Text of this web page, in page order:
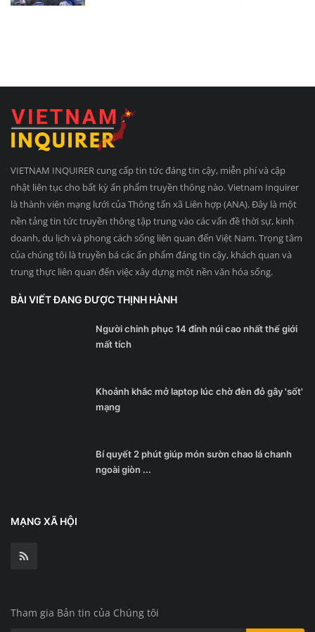
VIETNAM INQUIRER cung cấp tin tức đáng tin cậy, miễn phí và cập
nhật liên tục cho bất kỳ ấn phẩm truyền thông nào. Vietnam Inquirer
là thành viên mạng lưới của Thông tấn xã Liên hợp (ANA). Đây là một
nền tảng tin tức truyền thông tập trung vào các vấn đề thời sự, kinh
doanh, du lịch và phong cách sống liên quan đến Việt Nam. Trọng tâm
của chúng tôi là truyền bá các ấn phẩm đáng tin cậy, khách quan và
trung thực liên quan đến việc xây dựng một nền văn hóa sống.
BÀI VIẾT ĐANG ĐƯỢC THỊNH HÀNH
Người chinh phục 14 đỉnh núi cao nhất thế giới
mất tích
Khoảnh khắc mở laptop lúc chờ đèn đỏ gây 'sốt'
mạng
Bí quyết 2 phút giúp món sườn chao lá chanh
ngoài giòn ...
MẠNG XÃ HỘI
Tham gia Bản tin của Chúng tôi